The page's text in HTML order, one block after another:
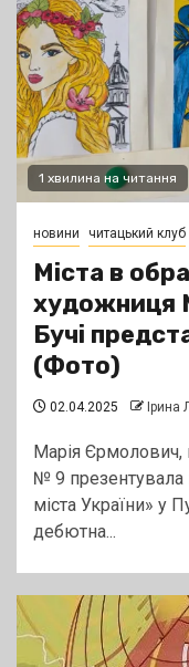
1 хвилина на читання
новини читацький клуб
Міста в
художниця
Бучі
(Фото)
02.04.2025 Ірина
Марія Єрмолович,
№ 9 презентувала
міста України» у
дебютна...